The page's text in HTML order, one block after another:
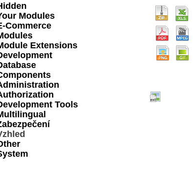
Modules
Commerce
Extensions
Tools